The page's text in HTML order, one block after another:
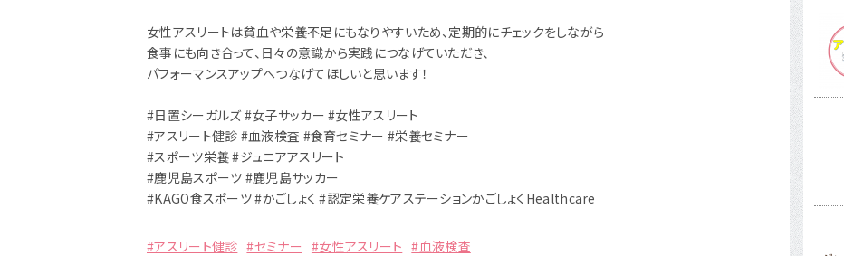
女性アスリートは貧血や栄養不足にもなりやすいため、定期的にチェックをしながら
食事にも向き合って、日々の意識から実践につなげていただき、
パフォーマンスアップへつなげてほしいと思います！
#日置シーガルズ #女子サッカー #女性アスリート
#アスリート健診 #血液検査 #食育セミナー #栄養セミナー
#スポーツ栄養 #ジュニアアスリート
#鹿児島スポーツ #鹿児島サッカー
#KAGO食スポーツ #かごしょく #認定栄養ケアステーションかごしょくHealthcare
#アスリート健診 #セミナー #女性アスリート #血液検査